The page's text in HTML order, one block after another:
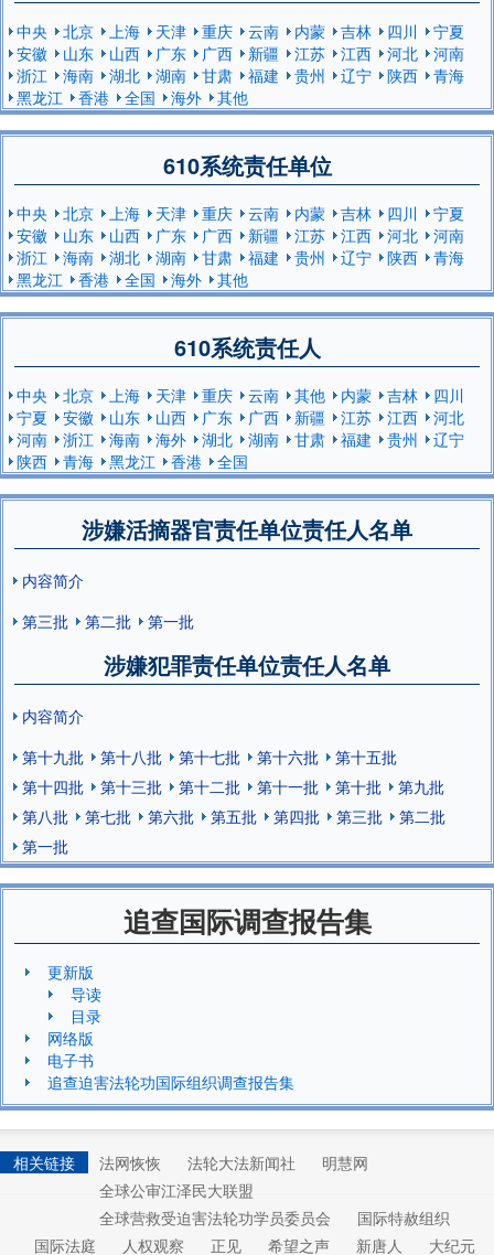
中央 北京 上海 天津 重庆 云南 内蒙 吉林 四川
宁夏
安徽
山东 山西 广东 广西 新疆 江苏 江西 河北
河南
浙江
海南 湖北 湖南 甘肃 福建 贵州 辽宁 陕西
青海
黑龙江
香港 全国 海外 其他
610系统责任单位
中央 北京 上海 天津 重庆 云南 内蒙 吉林 四川
宁夏
安徽
山东 山西 广东 广西 新疆 江苏 江西 河北
河南
浙江
海南 湖北 湖南 甘肃 福建 贵州 辽宁 陕西
青海
黑龙江
香港 全国 海外 其他
610系统责任人
中央 北京 上海 天津 重庆 云南 其他 内蒙 吉林
四川
宁夏
安徽 山东 山西 广东 广西 新疆 江苏 江西
河北
河南
浙江 海南 海外 湖北 湖南 甘肃 福建 贵州
辽宁
陕西
青海 黑龙江 香港 全国
涉嫌活摘器官责任单位责任人名单
内容简介
第三批
第二批 第一批
涉嫌犯罪责任单位责任人名单
内容简介
第十九批
第十八批 第十七批 第十六批
第十五批
第十四批
第十三批 第十二批 第十一批 第十批
第九批
第八批
第七批 第六批 第五批 第四批 第三批
第二批
第一批
追查国际调查报告集
更新版
导读
目录
网络版
电子书
追查迫害法轮功国际组织调查报告集
相关链接 法网恢恢 法轮大法新闻社
明慧网
全球公审江泽民大联盟
全球营救受迫害法轮功学员委员会
国际特赦组织
国际法庭
人权观察 正见 希望之声 新唐人 大纪元